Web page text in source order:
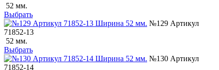
52 мм.
Выбрать
№129 Артикул
71852-13
52 мм.
Выбрать
№130 Артикул
71852-14